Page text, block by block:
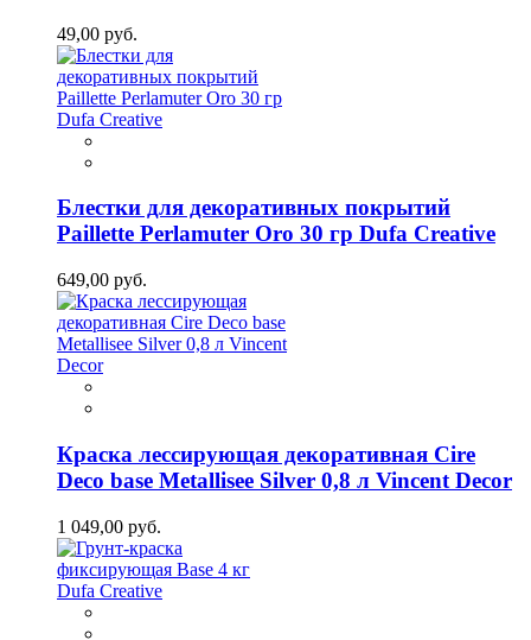
49,00 руб.
Блестки для декоративных покрытий
Paillette Perlamuter Oro 30 гр Dufa Creative
649,00 руб.
Краска лессирующая декоративная Cire
Deco base Metallisee Silver 0,8 л Vincent Decor
1 049,00 руб.